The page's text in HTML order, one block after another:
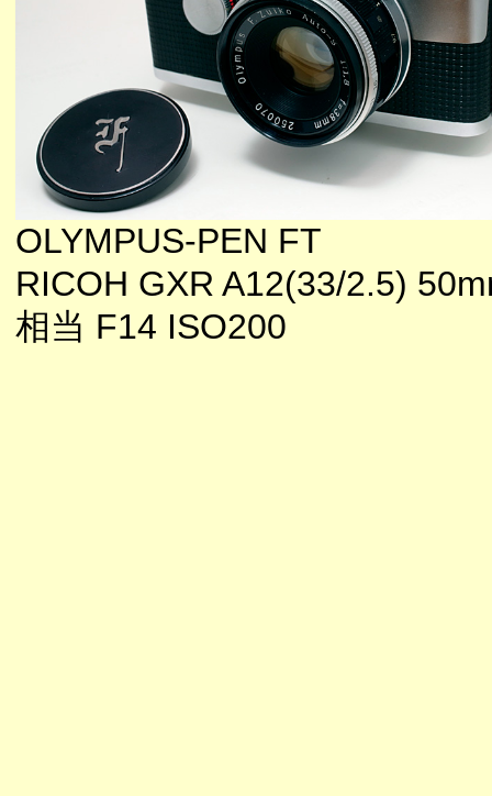
OLYMPUS-PEN FT
RICOH GXR A12(33/2.5)
相当 F14 ISO200